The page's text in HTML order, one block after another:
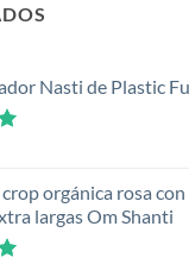
Nasti de Plastic
orgánica rosa
largas Om Shanti